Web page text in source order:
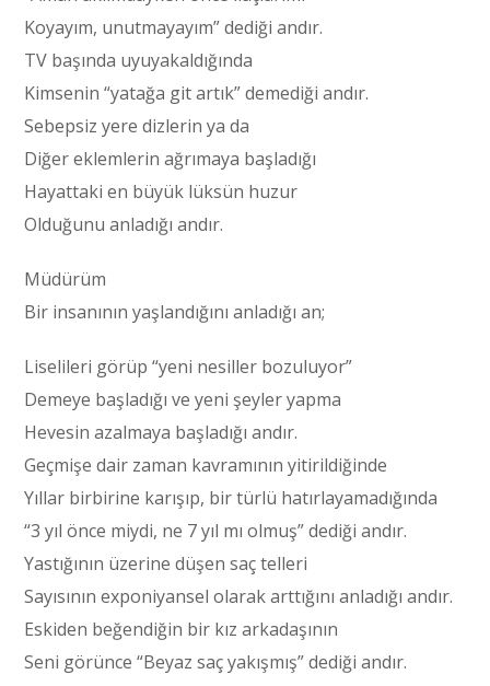
Koyayım, unutmayayım” dediği andır.
TV başında uyuyakaldığında
Kimsenin “yatağa git artık” demediği andır.
Sebepsiz yere dizlerin ya da
Diğer eklemlerin ağrımaya başladığı
Hayattaki en büyük lüksün huzur
Olduğunu anladığı andır.
Müdürüm
Bir insanının yaşlandığını anladığı an;
Liselileri görüp “yeni nesiller bozuluyor”
Demeye başladığı ve yeni şeyler yapma
Hevesin azalmaya başladığı andır.
Geçmişe dair zaman kavramının yitirildiğinde
Yıllar birbirine karışıp, bir türlü hatırlayamadığında
“3 yıl önce miydi, ne 7 yıl mı olmuş” dediği andır.
Yastığının üzerine düşen saç telleri
Sayısının exponiyansel olarak arttığını anladığı andır.
Eskiden beğendiğin bir kız arkadaşının
Seni görünce “Beyaz saç yakışmış” dediği andır.